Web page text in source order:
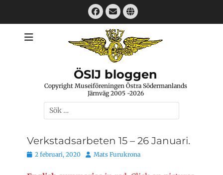
Facebook
E-
mail
Webbplats
ÖSlJ bloggen
Copyright Museiföreningen Östra Södermanlands
Järnväg 2005 -2026
Sök
efter:
Verkstadsarbeten 15 – 26 Januari.
Publicerat
2 februari, 2020 Författare
Mats Furukrona